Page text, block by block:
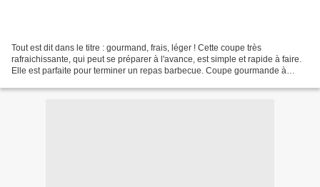
Tout est dit dans le titre : gourmand, frais, léger ! Cette coupe très
rafraichissante, qui peut se préparer à l'avance, est simple et rapide à faire.
Elle est parfaite pour terminer un repas barbecue. Coupe gourmande à